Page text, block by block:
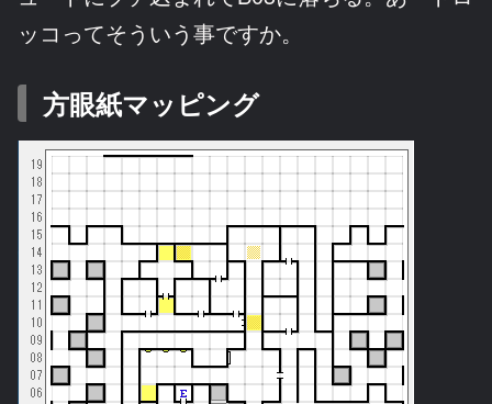
ッコってそういう事ですか。
方眼紙マッピング